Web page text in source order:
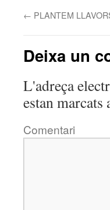
← PLANTEM
Deixa un
L'adreça
estan marcats
Comentari